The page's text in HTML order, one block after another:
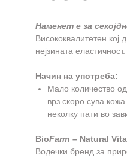
Наменет е за
Висококвалитетен кој
нејзината еластичност.
Начин на употреба:
Мало количество
врз скоро сува
неколку пати во
BioFarm – Natural
Водечки бренд за